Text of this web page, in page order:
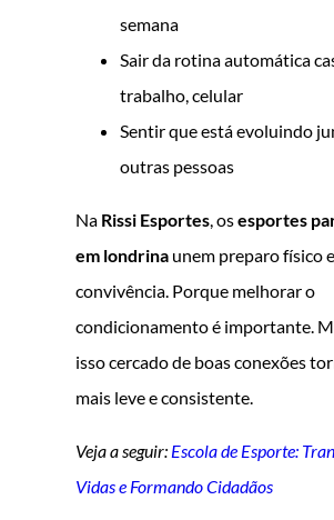
semana
Sair da rotina automática
trabalho, celular
Sentir que está evoluindo
outras pessoas
Na Rissi Esportes, osesportes
em londrina unem preparo físico e
convivência. Porque melhorar o
condicionamento é importante.
isso cercado de boas conexões
mais leve e consistente.
Veja a seguir: Escola de Esporte:
Vidas e Formando Cidadãos